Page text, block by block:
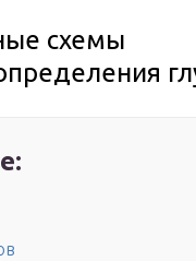
схемы